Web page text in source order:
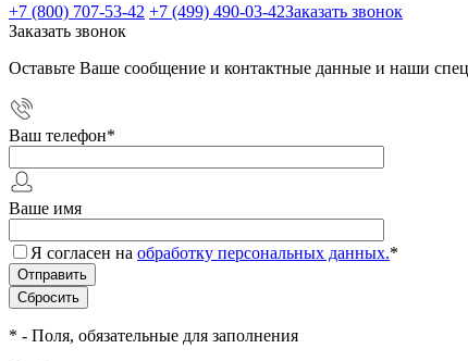
+7 (800) 707-53-42 +7 (499) 490-03-42Заказать звонок
Заказать звонок
Оставьте Ваше сообщение и контактные данные и наши
Ваш телефон*
Ваше имя
Я согласен на обработку персональных данных.*
* - Поля, обязательные для заполнения